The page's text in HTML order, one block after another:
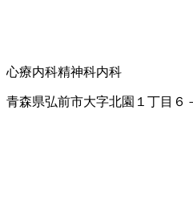
心療内科精神科内科
青森県弘前市大字北園１丁目６